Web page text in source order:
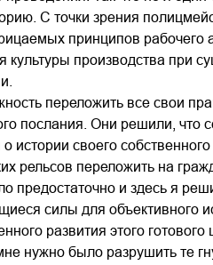
С точки зрения
принципов рабочего
культуры производства при
переложить все свои
послания. Они решили, что
своего
рельсов переложить на
предостаточно и здесь я
силы для объективного
развития этого готового
нужно было разрушить те